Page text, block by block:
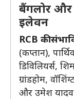
बैंगलोर और
इलेवन
RCB की
(कप्तान),
डिविलियर्स,
ग्रांडहोम,
और उमेश